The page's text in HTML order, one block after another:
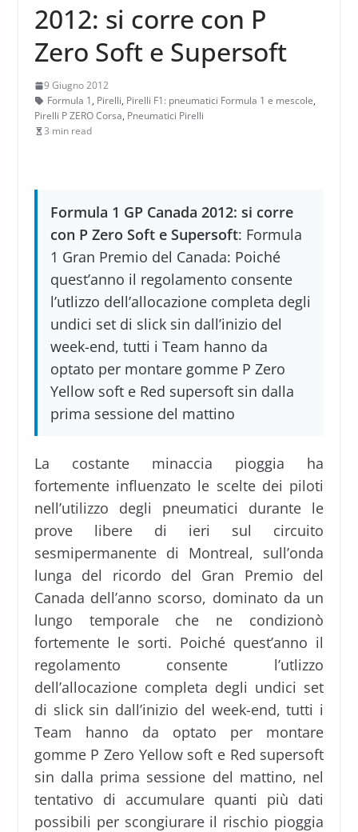
2012: si corre con P
Zero Soft e Supersoft
9 Giugno 2012
Formula 1, Pirelli, Pirelli F1: pneumatici Formula 1 e mescole,
Pirelli P ZERO Corsa, Pneumatici Pirelli
3 min read
Formula 1 GP Canada 2012: si corre
con P Zero Soft e Supersoft: Formula
1 Gran Premio del Canada: Poiché
quest’anno il regolamento consente
l’utlizzo dell’allocazione completa degli
undici set di slick sin dall’inizio del
week-end, tutti i Team hanno da
optato per montare gomme P Zero
Yellow soft e Red supersoft sin dalla
prima sessione del mattino
La costante minaccia pioggia ha
fortemente influenzato le scelte dei piloti
nell’utilizzo degli pneumatici durante le
prove libere di ieri sul circuito
sesmipermanente di Montreal, sull’onda
lunga del ricordo del Gran Premio del
Canada dell’anno scorso, dominato da un
lungo temporale che ne condizionò
fortemente le sorti. Poiché quest’anno il
regolamento consente l’utlizzo
dell’allocazione completa degli undici set
di slick sin dall’inizio del week-end, tutti i
Team hanno da optato per montare
gomme P Zero Yellow soft e Red supersoft
sin dalla prima sessione del mattino, nel
tentativo di accumulare quanti più dati
possibili per scongiurare il rischio pioggia